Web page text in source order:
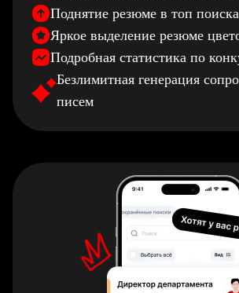
Поднятие резюме в топ поиска
Яркое выделение резюме
Подробная статистика по
Безлимитная генерация
писем